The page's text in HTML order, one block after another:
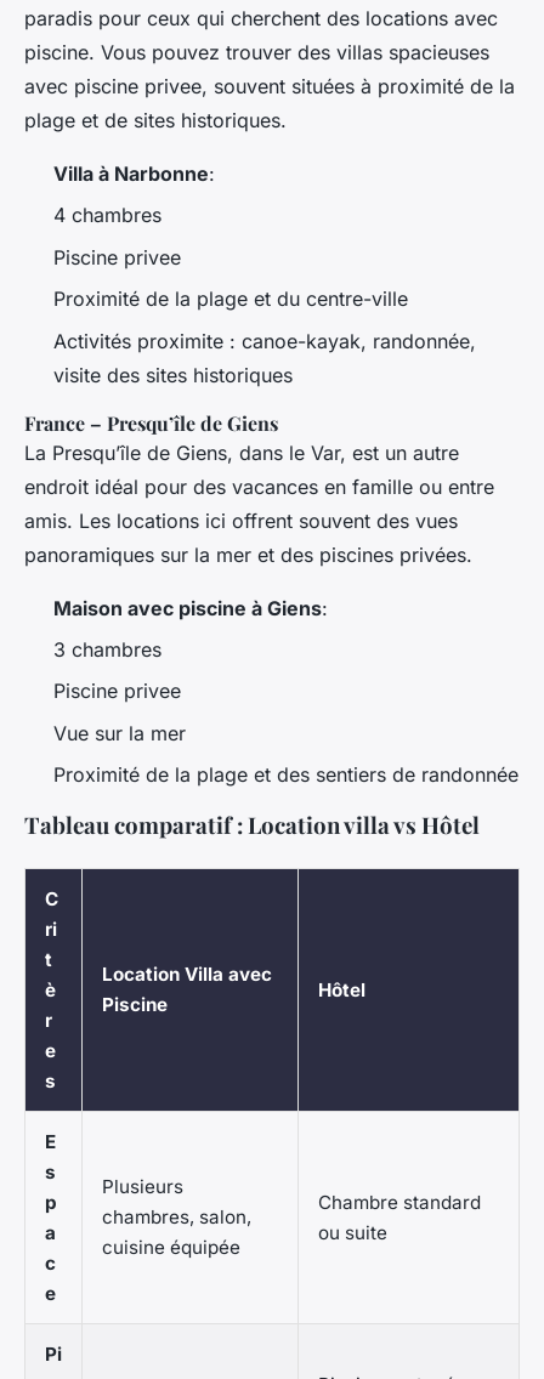
paradis pour ceux qui cherchent des locations avec
piscine. Vous pouvez trouver des villas spacieuses
avec piscine privee, souvent situées à proximité de la
plage et de sites historiques.
Villa à Narbonne:
4 chambres
Piscine privee
Proximité de la plage et du centre-ville
Activités proximite : canoe-kayak, randonnée,
visite des sites historiques
France – Presqu’île de Giens
La Presqu’île de Giens, dans le Var, est un autre
endroit idéal pour des vacances en famille ou entre
amis. Les locations ici offrent souvent des vues
panoramiques sur la mer et des piscines privées.
Maison avec piscine à Giens:
3 chambres
Piscine privee
Vue sur la mer
Proximité de la plage et des sentiers de randonnée
Tableau comparatif : Location villa vs Hôtel
C
ri
t
è
r
e
s
Location Villa avec
Piscine
Hôtel
E
s
p
a
c
e
Plusieurs
chambres, salon,
cuisine équipée
Chambre standard
ou suite
Pi